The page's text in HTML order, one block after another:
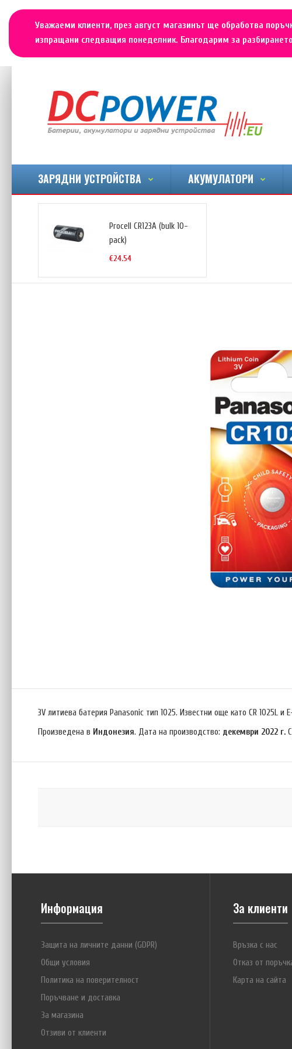
Уважаеми клиенти, през август магазинът ще обработва
изпращани следващия понеделник. Благодарим за
ЗАРЯДНИ УСТРОЙСТВА АКУМУЛАТОРИ
Procell CR123A (bulk 10-
pack)
€24.54
3V литиева батерия Panasonic тип 1025. Известни още като CR 1025L и
Произведена в Индонезия. Дата на производство: декември 2022 г.
Информация
Защита на личните данни (GDPR)
Общи условия
Политика на поверителност
Поръчване и доставка
За магазина
Отзиви от клиенти
За клиенти
Връзка с нас
Отказ от
Карта на сайта